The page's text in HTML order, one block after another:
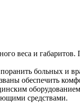
веса и
больных и
обеспечить
средствами.